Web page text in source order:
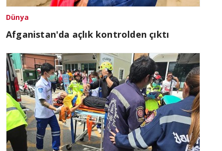
Dünya
Afganistan'da açlık kontrolden çıktı